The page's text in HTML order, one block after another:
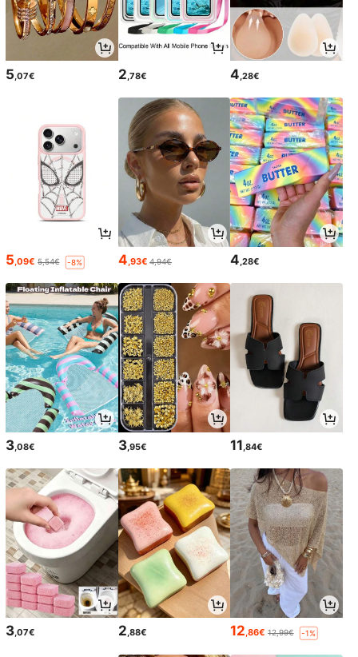
5 ,07€ 2 ,78€ 4 ,28€
5,09€ 5,54€ -8% 4,93€ 4,94€ 4,28€
3,08€ 3,95€ 11,84€
3,07€ 2,88€ 12,86€ 12,99€ -1%